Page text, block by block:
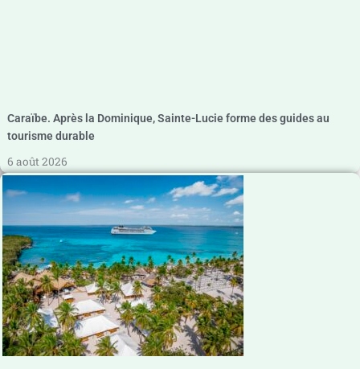
Caraïbe. Après la Dominique, Sainte-Lucie forme des guides au
tourisme durable
6 août 2026